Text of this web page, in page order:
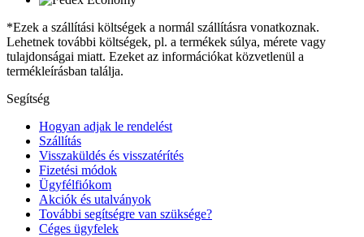
*Ezek a szállítási költségek a normál szállításra vonatkoznak.
Lehetnek további költségek, pl. a termékek súlya, mérete vagy
tulajdonságai miatt. Ezeket az információkat közvetlenül a
termékleírásban találja.
Segítség
Hogyan adjak le rendelést
Szállítás
Visszaküldés és visszatérítés
Fizetési módok
Ügyfélfiókom
Akciók és utalványok
További segítségre van szüksége?
Céges ügyfelek